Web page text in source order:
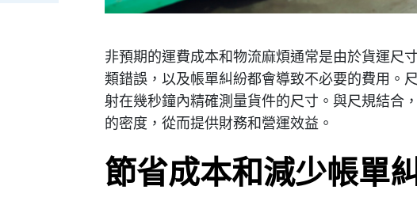
非預期的運費成本和物流麻煩通常是由於貨運尺
類錯誤，以及帳單糾紛都會導致不必要的費用。
射在幾秒鐘內精確測量貨件的尺寸。與尺規結合
的密度，從而提供財務和營運效益。
節省成本和減少帳單